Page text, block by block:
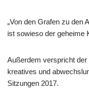
„Von den Grafen zu den
ist sowieso der geheime
Außerdem verspricht
kreatives und
Sitzungen 2017.